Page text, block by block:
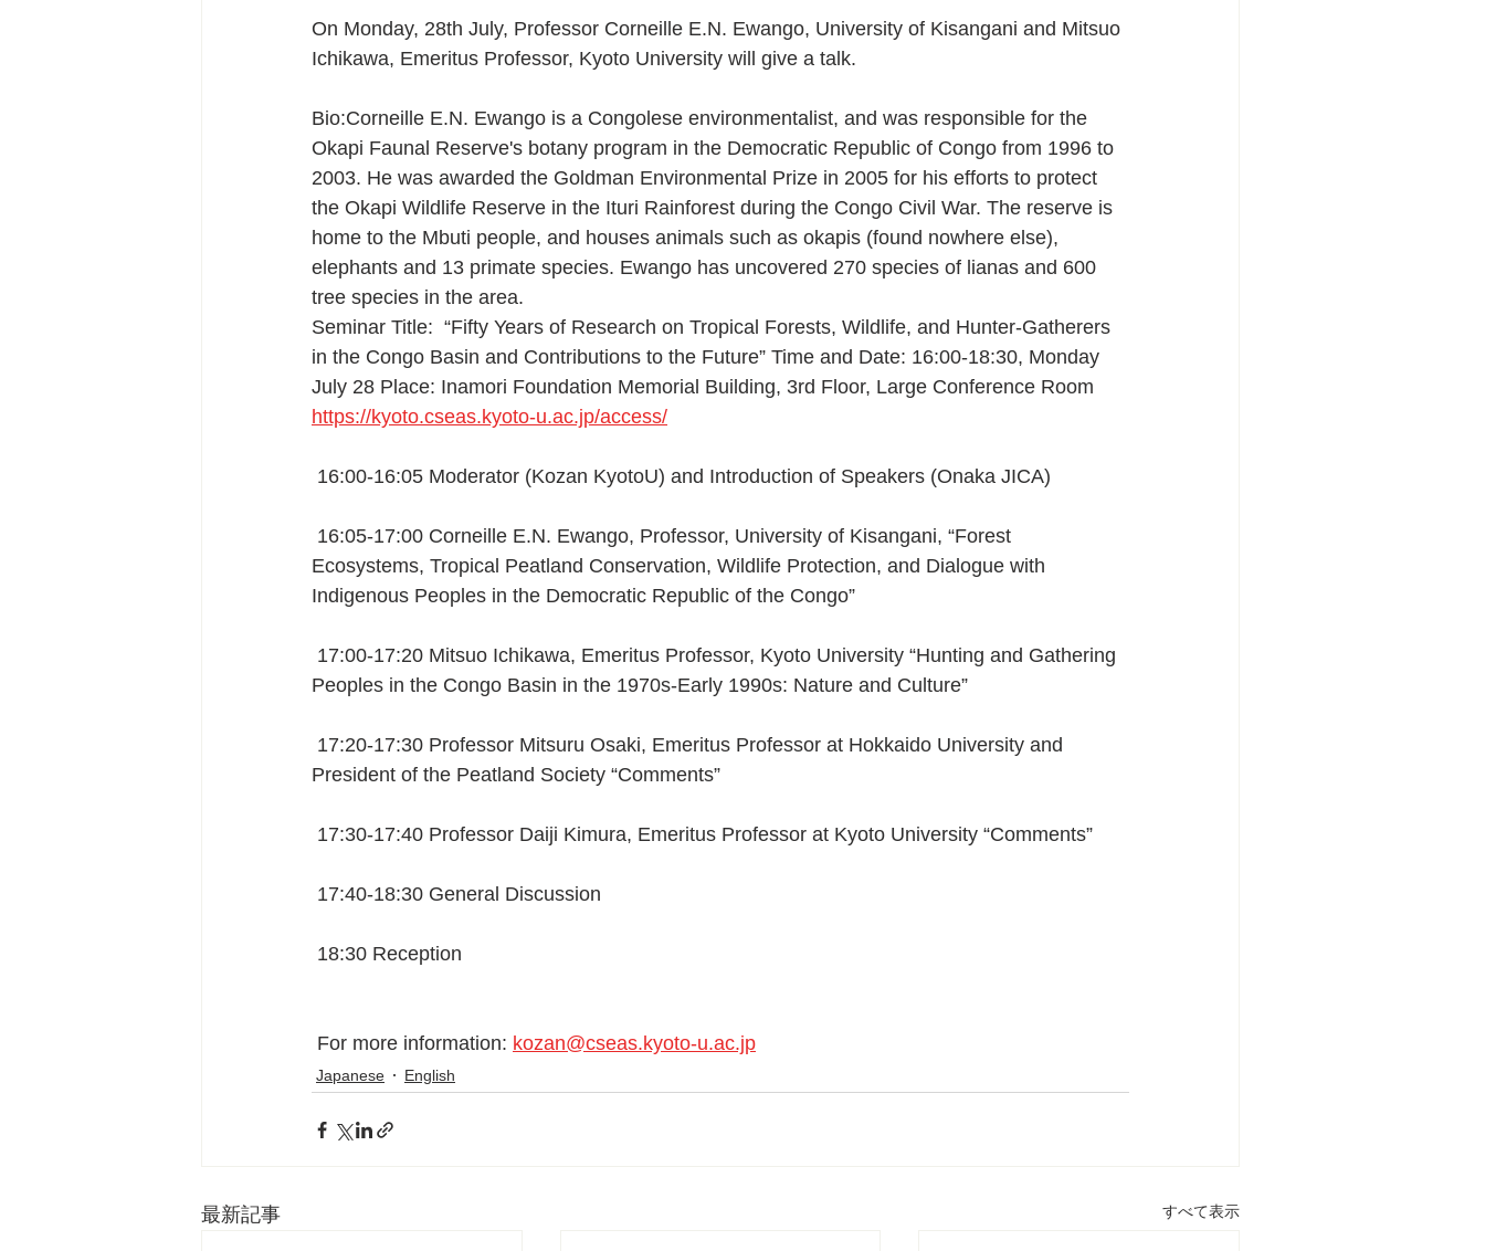
On Monday, 28th July, Professor Corneille E.N. Ewango, University of Kisangani and Mitsuo
Ichikawa, Emeritus Professor, Kyoto University will give a talk.
Bio:Corneille E.N. Ewango is a Congolese environmentalist, and was responsible for the
Okapi Faunal Reserve's botany program in the Democratic Republic of Congo from 1996 to
2003. He was awarded the Goldman Environmental Prize in 2005 for his efforts to protect
the Okapi Wildlife Reserve in the Ituri Rainforest during the Congo Civil War. The reserve is
home to the Mbuti people, and houses animals such as okapis (found nowhere else),
elephants and 13 primate species. Ewango has uncovered 270 species of lianas and 600
tree species in the area.
Seminar Title:  “Fifty Years of Research on Tropical Forests, Wildlife, and Hunter-Gatherers
in the Congo Basin and Contributions to the Future” Time and Date: 16:00-18:30, Monday
July 28 Place: Inamori Foundation Memorial Building, 3rd Floor, Large Conference Room
https://kyoto.cseas.kyoto-u.ac.jp/access/
16:00-16:05 Moderator (Kozan KyotoU) and Introduction of Speakers (Onaka JICA)
Ecosystems, Tropical Peatland Conservation, Wildlife Protection, and Dialogue with
Indigenous Peoples in the Democratic Republic of the Congo”
Peoples in the Congo Basin in the 1970s-Early 1990s: Nature and Culture”
President of the Peatland Society “Comments”
17:30-17:40 Professor Daiji Kimura, Emeritus Professor at Kyoto University “Comments”
17:40-18:30 General Discussion
18:30 Reception
For more information: kozan@cseas.kyoto-u.ac.jp
Japanese English
最新記事 すべて表示